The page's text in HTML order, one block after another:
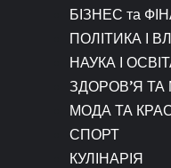
БІЗНЕС та
ПОЛІТИКА І
НАУКА І
ЗДОРОВ’Я
МОДА ТА
СПОРТ
КУЛІНАРІЯ